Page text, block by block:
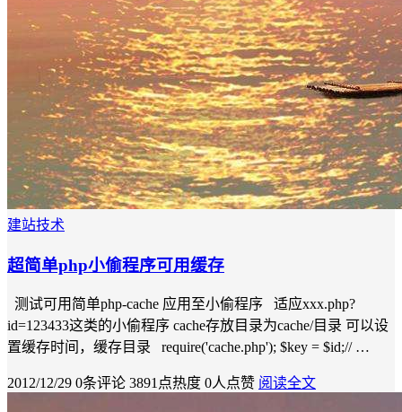
建站技术
超简单php小偷程序可用缓存
测试可用简单php-cache 应用至小偷程序 适应xxx.php?
id=123433这类的小偷程序 cache存放目录为cache/目录 可以设
置缓存时间，缓存目录 require('cache.php'); $key = $id;// …
2012/12/29 0条评论 3891点热度 0人点赞 阅读全文